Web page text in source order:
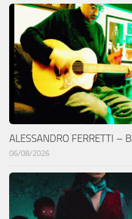
ALESSANDRO FERRETTI –
06/08/2026